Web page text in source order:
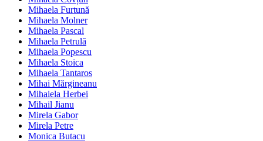
Mihaela Furtună
Mihaela Molner
Mihaela Pascal
Mihaela Petrulă
Mihaela Popescu
Mihaela Stoica
Mihaela Tantaros
Mihai Mărgineanu
Mihaiela Herbei
Mihail Jianu
Mirela Gabor
Mirela Petre
Monica Butacu